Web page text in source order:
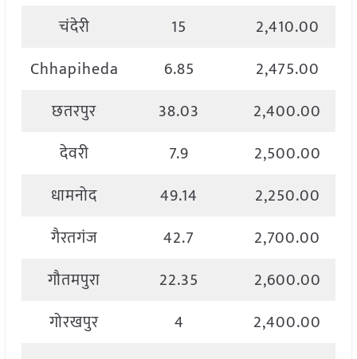
चंदेरी
15
2,410.00
Chhapiheda
6.85
2,475.00
छतरपुर
38.03
2,400.00
देवरी
7.9
2,500.00
धामनोद
49.14
2,250.00
गैरतगंज
42.7
2,700.00
गौतमपुरा
22.35
2,600.00
गोरखपुर
4
2,400.00